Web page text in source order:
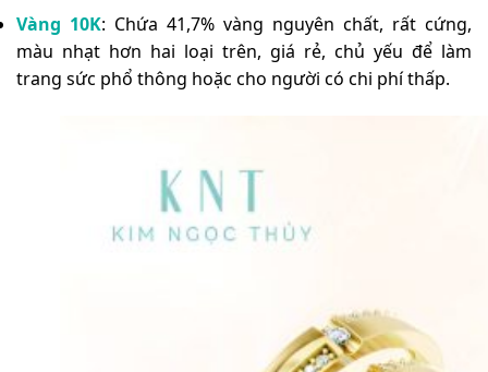
Vàng 10K: Chứa 41,7% vàng nguyên chất, rất cứng,
màu nhạt hơn hai loại trên, giá rẻ, chủ yếu để làm
trang sức phổ thông hoặc cho người có chi phí thấp.